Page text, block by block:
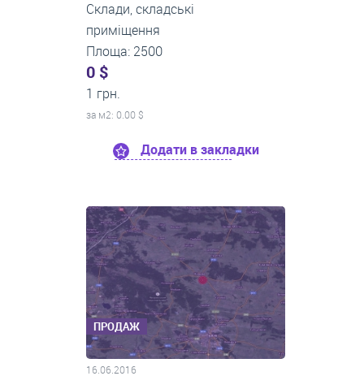
Склади, складські
приміщення
Площа: 2500
0 $
1 грн.
за м2: 0.00 $
Додати в закладки
ПРОДАЖ
16.06.2016